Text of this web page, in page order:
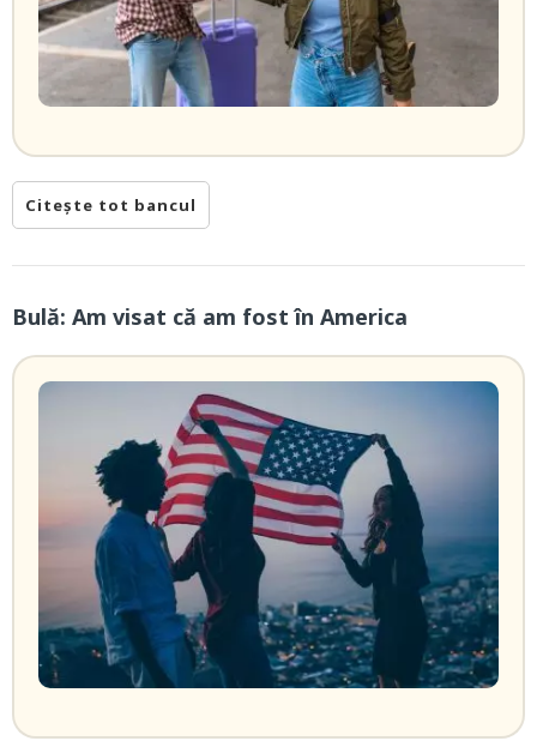
Citește tot bancul
Bulă: Am visat că am fost în America